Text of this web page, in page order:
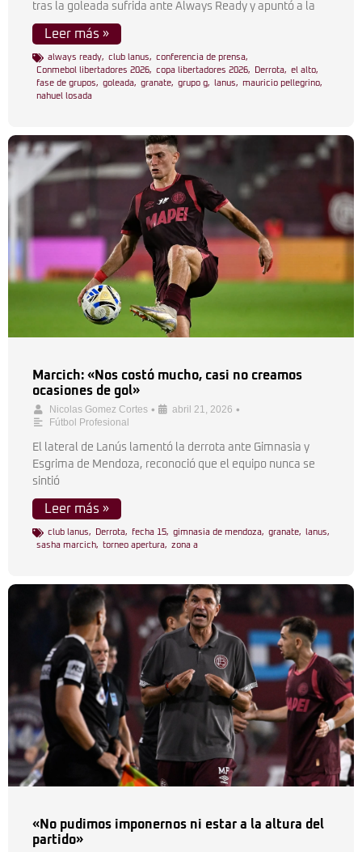
tras la goleada sufrida ante Always Ready y apuntó a la
Leer más »
always ready, club lanus, conferencia de prensa,
Conmebol libertadores 2026, copa libertadores 2026, Derrota, el alto,
fase de grupos, goleada, granate, grupo g, lanus, mauricio pellegrino,
nahuel losada
Marcich: «Nos costó mucho, casi no creamos
ocasiones de gol»
Nicolas Gomez Cortes • abril 21, 2026 •
Fútbol Profesional
El lateral de Lanús lamentó la derrota ante Gimnasia y
Esgrima de Mendoza, reconoció que el equipo nunca se
sintió
Leer más »
club lanus, Derrota, fecha 15, gimnasia de mendoza, granate, lanus,
sasha marcich, torneo apertura, zona a
«No pudimos imponernos ni estar a la altura del
partido»